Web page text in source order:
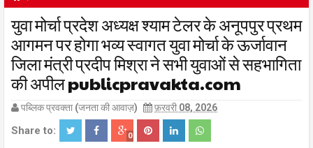
ANUPPUR NEWS FEATURED NEWS
युवा मोर्चा प्रदेश अध्यक्ष श्याम टेलर के अनूपपुर प्रथम
आगमन पर होगा भव्य स्वागत युवा मोर्चा के ऊर्जावान
जिला मंत्री प्रदीप मिश्रा ने सभी युवाओं से सहभागिता
की अपील publicpravakta.com
पब्लिक प्रवक्ता (जनता की आवाज़) फ़रवरी 08, 2026
Share to: 0